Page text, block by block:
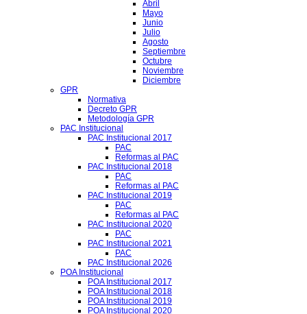
Abril
Mayo
Junio
Julio
Agosto
Septiembre
Octubre
Noviembre
Diciembre
GPR
Normativa
Decreto GPR
Metodología GPR
PAC Institucional
PAC Institucional 2017
PAC
Reformas al PAC
PAC Institucional 2018
PAC
Reformas al PAC
PAC Institucional 2019
PAC
Reformas al PAC
PAC Institucional 2020
PAC
PAC Institucional 2021
PAC
PAC Institucional 2026
POA Institucional
POA Institucional 2017
POA Institucional 2018
POA Institucional 2019
POA Institucional 2020